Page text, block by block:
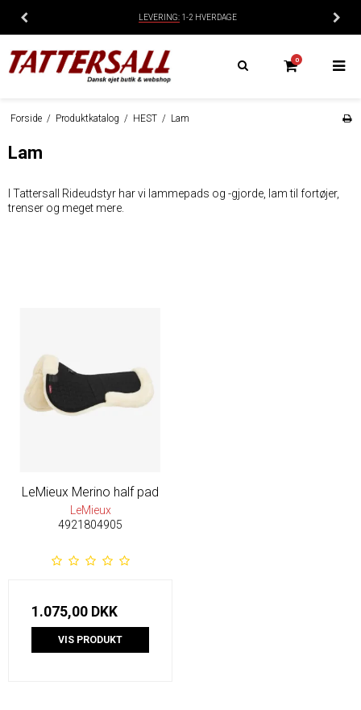
LEVERING:1-2 HVERDAGE
0
Forside / Produktkatalog / HEST / Lam
Lam
I Tattersall Rideudstyr har vi lammepads og -gjorde, lam til fortøjer,
trenser og meget mere.
LeMieux Merino half pad
LeMieux
4921804905
1.075,00 DKK
VIS PRODUKT